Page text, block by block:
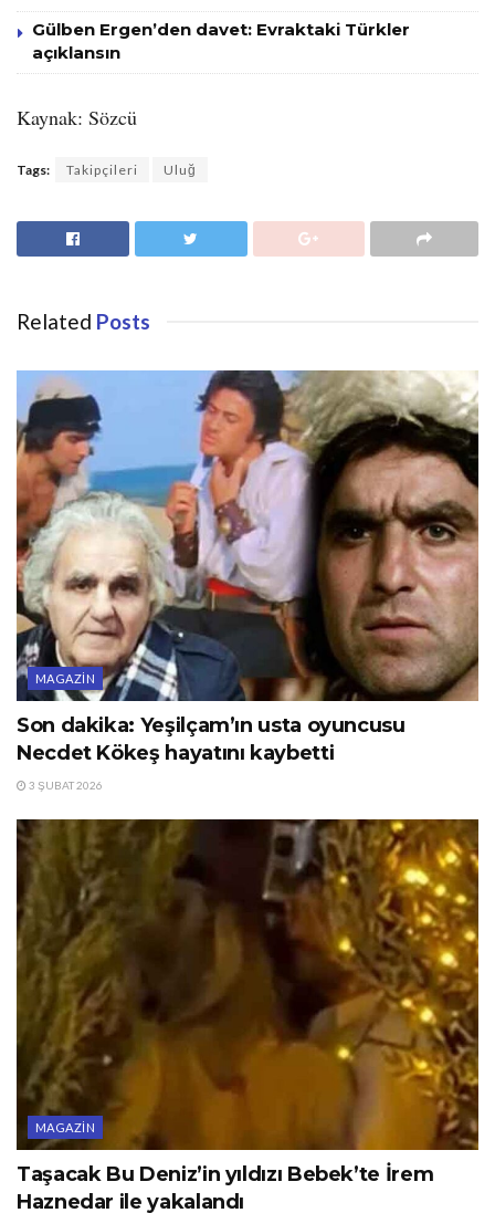
Gülben Ergen’den davet: Evraktaki Türkler
açıklansın
Kaynak: Sözcü
Tags: Takipçileri Uluğ
Related Posts
MAGAZIN
Son dakika: Yeşilçam’ın usta oyuncusu
Necdet Kökeş hayatını kaybetti
3 ŞUBAT 2026
MAGAZIN
Taşacak Bu Deniz’in yıldızı Bebek’te İrem
Haznedar ile yakalandı